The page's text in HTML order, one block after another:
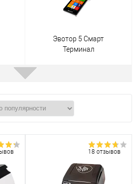
Эвотор 5 Смарт
Терминал
Эвотор 5i18 отзывов